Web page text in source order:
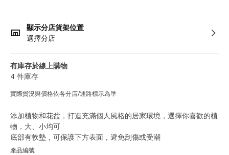
顯示分店貨架位置
選擇分店
有庫存於線上購物
4 件庫存
實際貨況與價格依各分店/通路標示為準
添加植物和花盆，打造充滿個人風格的居家環境，選擇你喜歡的植
物，大、小均可
底部有軟墊，可保護下方表面，避免刮傷或受潮
產品編號